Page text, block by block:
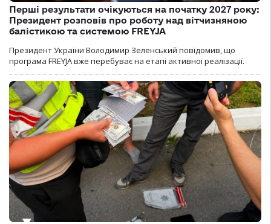
Перші результати очікуються на початку 2027 року:
Президент розповів про роботу над вітчизняною
балістикою та системою FREYJA
Президент України Володимир Зеленський повідомив, що
програма FREYJA вже перебуває на етапі активної реалізації.